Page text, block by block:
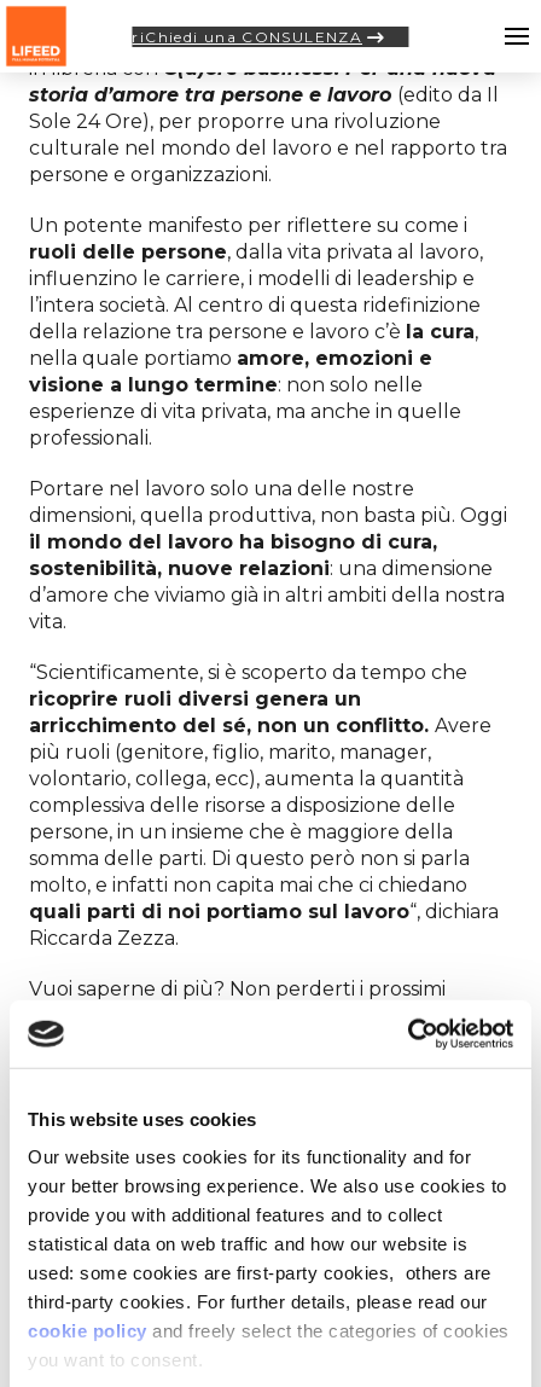
This website uses cookies
Our website uses cookies for its functionality and for
your better browsing experience. We also use cookies to
provide you with additional features and to collect
statistical data on web traffic and how our website is
used: some cookies are first-party cookies, others are
third-party cookies. For further details, please read our
cookie policy and freely select the categories of cookies
you want to consent.
riChiedi una CONSULENZA
Riccarda Zezza, CEO e fondatrice di Lifeed, torna
in libreria con C(u)ore business. Per una nuova
storia d’amore tra persone e lavoro (edito da Il
Sole 24 Ore), per proporre una rivoluzione
culturale nel mondo del lavoro e nel rapporto tra
persone e organizzazioni.
Un potente manifesto per riflettere su come i
ruoli delle persone, dalla vita privata al lavoro,
influenzino le carriere, i modelli di leadership e
l’intera società. Al centro di questa ridefinizione
della relazione tra persone e lavoro c’è la cura,
nella quale portiamo amore, emozioni e
visione a lungo termine: non solo nelle
esperienze di vita privata, ma anche in quelle
professionali.
Portare nel lavoro solo una delle nostre
dimensioni, quella produttiva, non basta più. Oggi
il mondo del lavoro ha bisogno di cura,
sostenibilità, nuove relazioni: una dimensione
d’amore che viviamo già in altri ambiti della nostra
vita.
“Scientificamente, si è scoperto da tempo che
ricoprire ruoli diversi genera un
arricchimento del sé, non un conflitto. Avere
più ruoli (genitore, figlio, marito, manager,
volontario, collega, ecc), aumenta la quantità
complessiva delle risorse a disposizione delle
persone, in un insieme che è maggiore della
somma delle parti. Di questo però non si parla
molto, e infatti non capita mai che ci chiedano
quali parti di noi portiamo sul lavoro“, dichiara
Riccarda Zezza.
Vuoi saperne di più? Non perderti i prossimi
appuntamenti:
Salone del Libro di Torino, il 20 maggio alle
Festival dell’Economia di Trento, il 25 maggio
alle ore 14.15